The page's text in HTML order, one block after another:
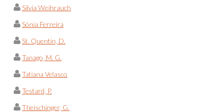
Silvia Weihrauch
Sónia Ferreira
St. Quentin, D.
Tanago, M. G.
Tatiana Velasco
Testard, P.
Theischinger, G.